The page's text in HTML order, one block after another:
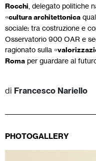
Rocchi , delegato politiche
«cultura architettonica
sociale: tra costruzione e
Osservatorio 900 OAR e
ragionato sulla «
Roma per guardare al
di Francesco Nariello
PHOTOGALLERY